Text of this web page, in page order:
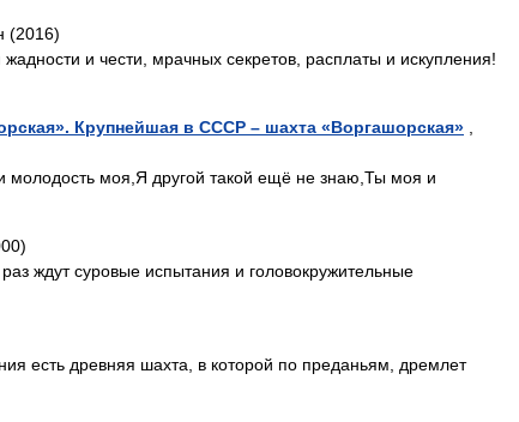
(2016)
жадности и чести, мрачных секретов, расплаты и искупления!
Крупнейшая в СССР – шахта «Воргашорская»
моя,Я другой такой ещё не знаю,Ты моя и
ждут суровые испытания и головокружительные
есть древняя шахта, в которой по преданьям, дремлет